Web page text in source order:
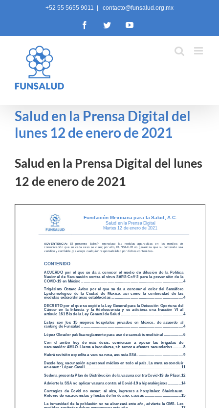
+52 55 5655 9011 contacto@funsalud.org.mx
FacebookTwitterYouTube
Salud en la Prensa Digital del
lunes 12 de enero de 2021
Salud en la Prensa Digital del lunes
12 de enero de 2021